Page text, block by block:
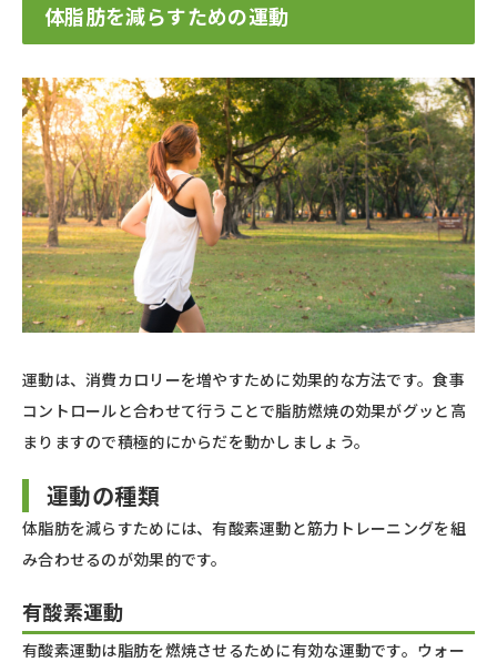
体脂肪を減らすための運動
運動は、消費カロリーを増やすために効果的な方法です。食事
コントロールと合わせて行うことで脂肪燃焼の効果がグッと高
まりますので積極的にからだを動かしましょう。
運動の種類
体脂肪を減らすためには、有酸素運動と筋力トレーニングを組
み合わせるのが効果的です。
有酸素運動
有酸素運動は脂肪を燃焼させるために有効な運動です。ウォー